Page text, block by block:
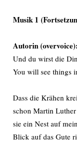
Musik 1
Autorin (overvoice):
Und du wirst die
You will see things
Dass die Krähen
schon Martin
sie ein Nest auf
Blick auf das Gute